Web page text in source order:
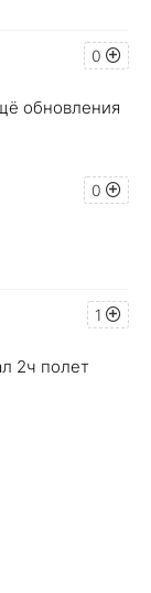
0
обновления
0
1
2ч полет